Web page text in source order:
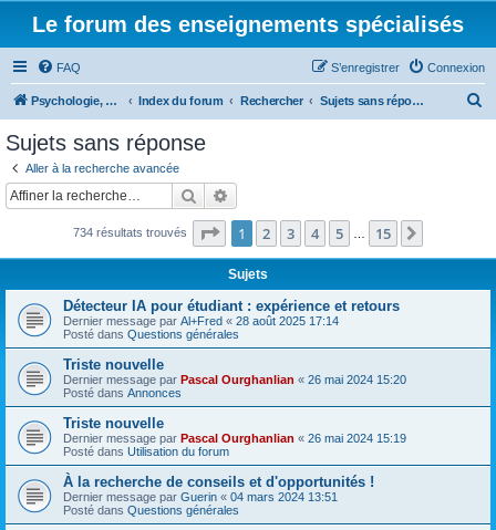
Le forum des enseignements spécialisés
FAQ Connexion
S’enregistrer
Psychologie, éducation & enseignement spécialisé Index du forum Rechercher Sujets sans réponse
c
Sujets sans réponse
Aller à la recherche avancée
Rechercher
734 résultats trouvés Page 1sur15
1 2 3 4 5 15
Sujets
Détecteur IA pour étudiant : expérience et retours
Dernier message par Al+Fred « 28 août 2025 17:14
Posté dans Questions générales
Triste nouvelle
Dernier message par Pascal Ourghanlian « 26 mai 2024 15:20
Posté dans Annonces
Triste nouvelle
Dernier message par Pascal Ourghanlian « 26 mai 2024 15:19
Posté dans Utilisation du forum
À la recherche de conseils et d'opportunités !
Dernier message par Guerin « 04 mars 2024 13:51
Posté dans Questions générales